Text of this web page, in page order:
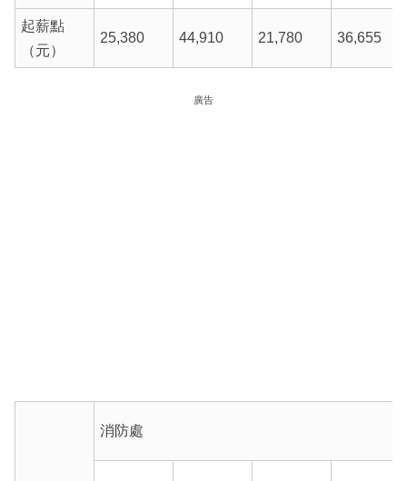
起薪點
（元）
25,380 44,910 21,780 36,655
廣告
消防處